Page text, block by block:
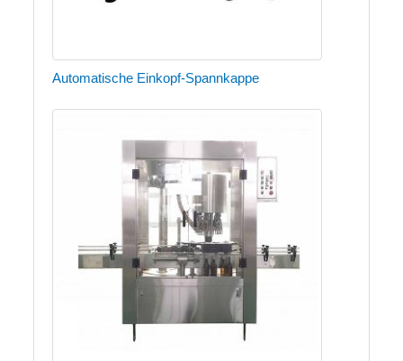
Automatische Einkopf-Spannkappe